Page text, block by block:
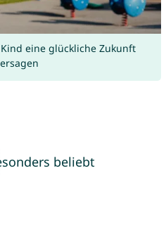
eine glückliche Zukunft
beliebt